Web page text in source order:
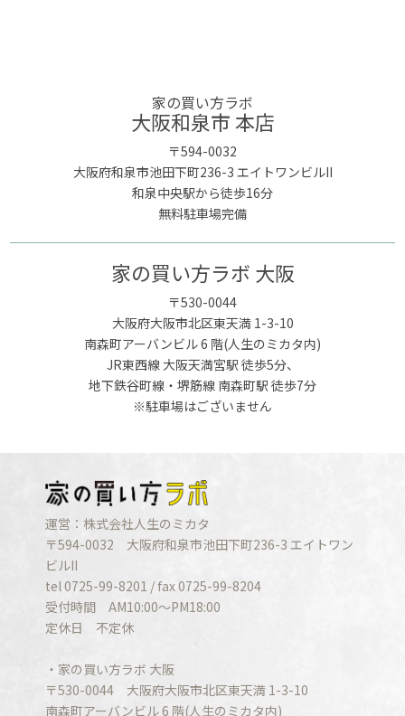
家の買い方ラボ
大阪和泉市 本店
〒594-0032
大阪府和泉市池田下町236-3 エイトワンビルII
和泉中央駅から徒歩16分
無料駐車場完備
家の買い方ラボ 大阪
〒530-0044
大阪府大阪市北区東天満 1-3-10
南森町アーバンビル 6 階(人生のミカタ内)
JR東西線 大阪天満宮駅 徒歩5分、
地下鉄谷町線・堺筋線 南森町駅 徒歩7分
※駐車場はございません
運営：株式会社人生のミカタ
〒594-0032 大阪府和泉市池田下町236-3 エイトワン
ビルII
tel 0725-99-8201 / fax 0725-99-8204
受付時間 AM10:00〜PM18:00
定休日 不定休
・家の買い方ラボ 大阪
〒530-0044 大阪府大阪市北区東天満 1-3-10
南森町アーバンビル 6 階(人生のミカタ内)